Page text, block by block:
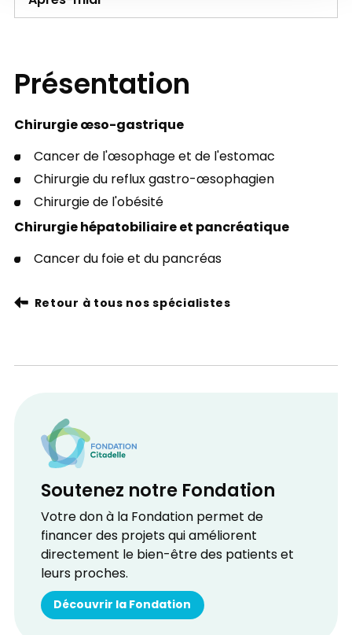
Présentation
Chirurgie œso-gastrique
Cancer de l'œsophage et de l'estomac
Chirurgie du reflux gastro-œsophagien
Chirurgie de l'obésité
Chirurgie hépatobiliaire et pancréatique
Cancer du foie et du pancréas
Retour à tous nos spécialistes
Soutenez notre Fondation
Votre don à la Fondation permet de
financer des projets qui améliorent
directement le bien-être des patients et
leurs proches.
Découvrir la Fondation